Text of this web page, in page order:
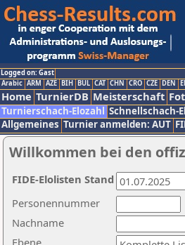
Logged on: Gast
Arabic ARM AZE BIH BUL CAT CHN CRO CZE DEN
Home TurnierDB Meisterschaft
Turnierschach-Elozahl Schnellschach-
Allgemeines Turnier anmelden: AUT
Willkommen bei den
Nachname
Ebene
Personennummer
FIDE-Elolisten Stand